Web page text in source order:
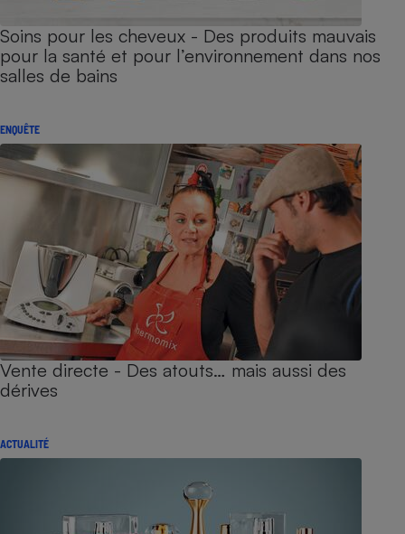
Soins pour les cheveux - Des produits mauvais
pour la santé et pour l’environnement dans nos
salles de bains
ENQUÊTE
Vente directe - Des atouts… mais aussi des
dérives
ACTUALITÉ